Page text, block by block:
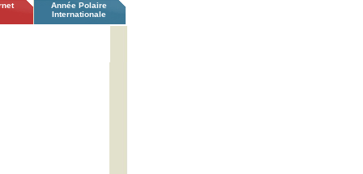
Année Polaire
Internationale